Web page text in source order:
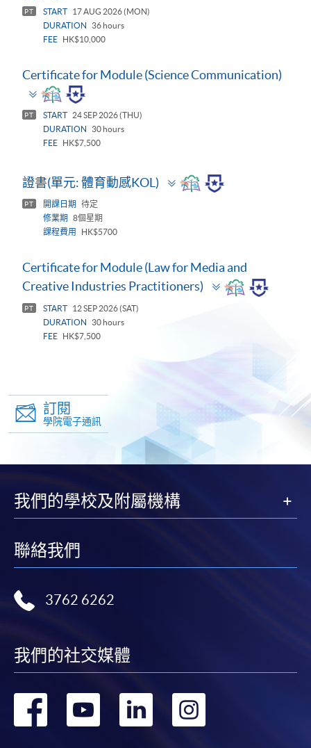
PT START
17 AUG 2026 (MON)
DURATION
36 hours
FEE
HK$10,000
Certificate for Module (Science Communication)
Toggle
panel
PT START
24 SEP 2026 (THU)
DURATION
30 hours
FEE
HK$7,500
證書(單元: 體育動感KOL)
Toggle
panel
PT 開課日期
待定
修業期
8個星期
課程費用
HK$5700
Certificate for Module (Law for Media and
Creative Industries Practitioners)
Toggle
panel
PT START
12 SEP 2026 (SAT)
DURATION
30 hours
FEE
HK$7,500
訂閱
學院電子通訊
我們的學校及附屬機構
聯絡我們
3762 6262
我們的社交媒體
轉
轉
轉